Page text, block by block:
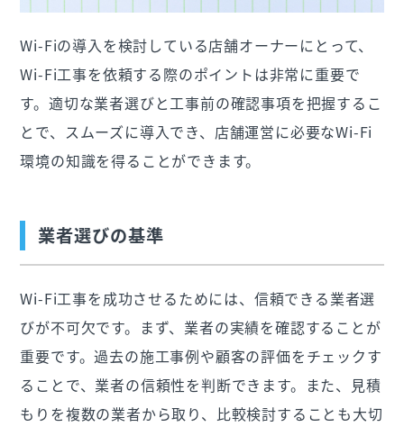
Wi-Fiの導入を検討している店舗オーナーにとって、
Wi-Fi工事を依頼する際のポイントは非常に重要で
す。適切な業者選びと工事前の確認事項を把握するこ
とで、スムーズに導入でき、店舗運営に必要なWi-Fi
環境の知識を得ることができます。
業者選びの基準
Wi-Fi工事を成功させるためには、信頼できる業者選
びが不可欠です。まず、業者の実績を確認することが
重要です。過去の施工事例や顧客の評価をチェックす
ることで、業者の信頼性を判断できます。また、見積
もりを複数の業者から取り、比較検討することも大切